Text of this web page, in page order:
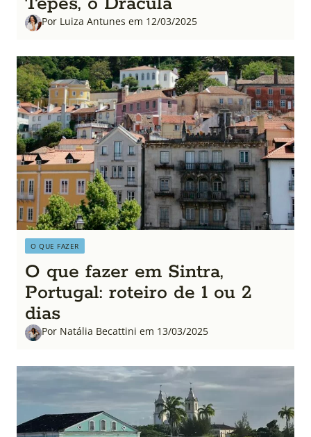
Por Luiza Antunes em 12/03/2025
O QUE FAZER
O que fazer em Sintra,
Portugal: roteiro de 1 ou 2
dias
Por Natália Becattini em 13/03/2025